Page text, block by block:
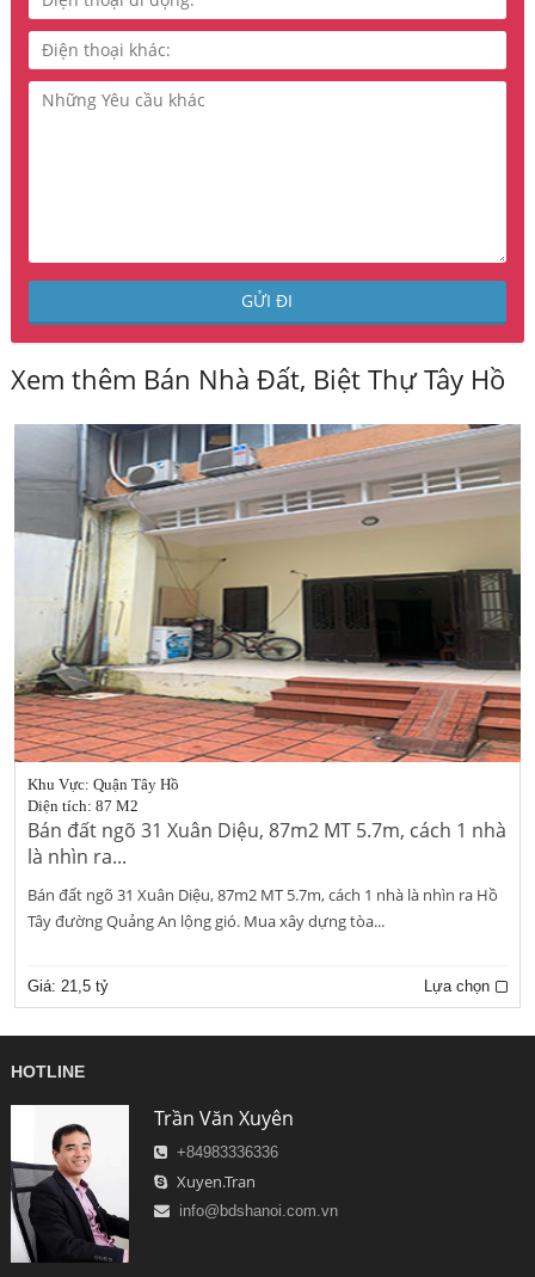
Xem thêm Bán Nhà Đất, Biệt Thự Tây Hồ
Khu Vực: Quận Tây Hồ
Diện tích: 87 M2
Bán đất ngõ 31 Xuân Diệu, 87m2 MT 5.7m, cách 1 nhà
là nhìn ra...
Bán đất ngõ 31 Xuân Diệu, 87m2 MT 5.7m, cách 1 nhà là nhìn ra Hồ
Tây đường Quảng An lộng gió. Mua xây dựng tòa...
Giá: 21,5 tỷ Lựa chọn
HOTLINE
Trần Văn Xuyên
+84983336336
Xuyen.Tran
info@bdshanoi.com.vn